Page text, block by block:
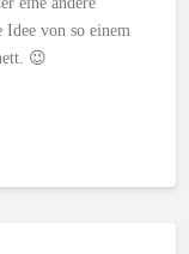
von so einem
😉